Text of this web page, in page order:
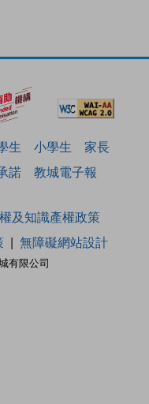
生 小學生
家長
諾 教城電子報
有限公司
及知識產權政策
無障礙網站設計